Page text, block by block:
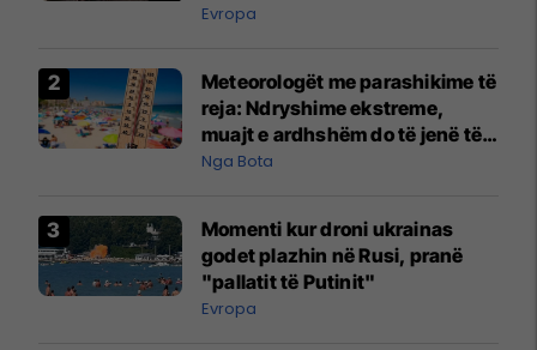
Evropa
Meteorologët me parashikime të
reja: Ndryshime ekstreme,
muajt e ardhshëm do të jenë të
pazakontë
Nga Bota
Momenti kur droni ukrainas
godet plazhin në Rusi, pranë
"pallatit të Putinit"
Evropa